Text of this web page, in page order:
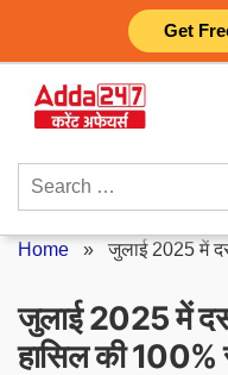
Get
content
Search
Home »जुलाई 2025 में
जुलाई 2025 में
हासिल की 100%